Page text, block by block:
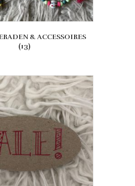
& ACCESSOIRES
(13)